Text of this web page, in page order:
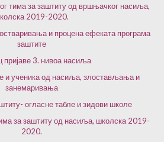
тима за заштиту од вршњачког насиља,
2019-2020.
и процена ефеката програма
заштите
пријаве 3. нивоа насиља
и ученика од насиља, злостављања и
занемаривања
огласне табле и зидови школе
за заштиту од насиља, школска 2019-
2020.